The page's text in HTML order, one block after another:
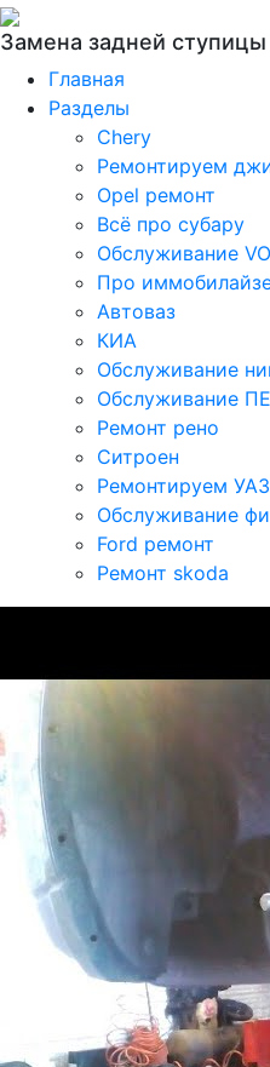
Замена задней
Главная
Разделы
Chery
Ремонтируем
Opel ремонт
Всё про субару
Обслуживание
Про
Автоваз
КИА
Обслуживание
Обслуживание
Ремонт рено
Ситроен
Ремонтируем УАЗ
Обслуживание
Ford ремонт
Ремонт skoda